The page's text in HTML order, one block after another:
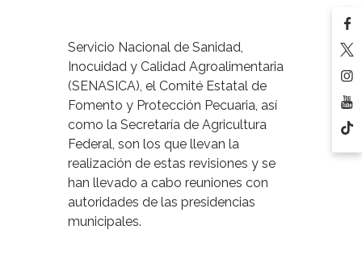
Servicio Nacional de Sanidad,
Inocuidad y Calidad Agroalimentaria
(SENASICA), el Comité Estatal de
Fomento y Protección Pecuaria, así
como la Secretaría de Agricultura
Federal, son los que llevan la
realización de estas revisiones y se
han llevado a cabo reuniones con
autoridades de las presidencias
municipales.